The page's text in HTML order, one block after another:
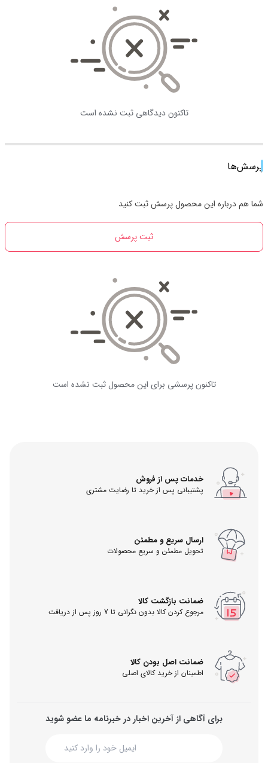
تاکنون دیدگاهی ثبت نشده است
پرسش‌ها
شما هم درباره این محصول پرسش ثبت کنید
ثبت پرسش
تاکنون پرسشی برای این محصول ثبت نشده است
خدمات پس از فروش
پشتیبانی پس از خرید تا رضایت مشتری
ارسال سریع و مطمئن
تحویل مطمئن و سریع محصولات
ضمانت بازگشت کالا
مرجوع کردن کالا بدون نگرانی تا 7 روز پس از دریافت
ضمانت اصل بودن کالا
اطمینان از خرید کالای اصلی
برای آگاهی از آخرین اخبار در خبرنامه ما عضو شوید